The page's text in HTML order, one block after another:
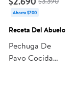
Ahorra $700
Receta Del Abuelo
Pechuga De
Pavo Cocida